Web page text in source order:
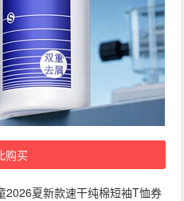
购买
2026夏新款速干纯棉短袖T恤券